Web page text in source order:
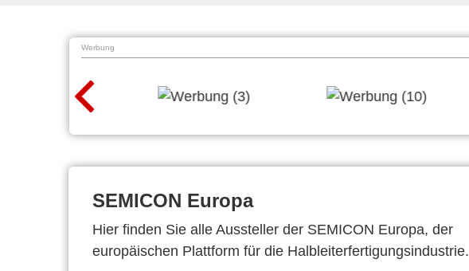
Werbung
SEMICON Europa
Hier finden Sie alle Aussteller der SEMICON Europa, der
europäischen Plattform für die Halbleiterfertigungsindustrie.